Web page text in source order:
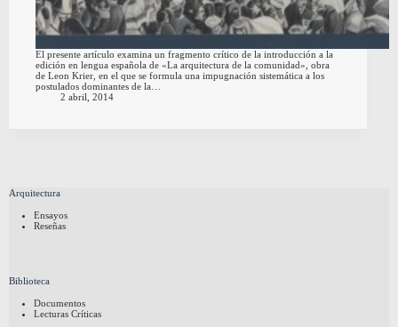
El presente artículo examina un fragmento crítico de la introducción a la
edición en lengua española de «La arquitectura de la comunidad», obra
de Leon Krier, en el que se formula una impugnación sistemática a los
postulados dominantes de la…
2 abril, 2014
Arquitectura
Ensayos
Reseñas
Biblioteca
Documentos
Lecturas Críticas